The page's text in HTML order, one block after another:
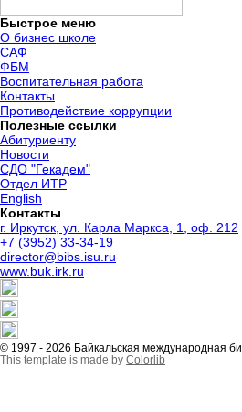
Быстрое меню
О бизнес школе
САФ
ФБМ
Воспитательная работа
Контакты
Противодействие коррупции
Полезные ссылки
Абитуриенту
Новости
СДО "Гекадем"
Отдел ИТР
English
Контакты
г. Иркутск, ул. Карла Маркса, 1, оф. 212
+7 (3952) 33-34-19
director@bibs.isu.ru
www.buk.irk.ru
© 1997 - 2026 Байкальская международная
This template is made by Colorlib